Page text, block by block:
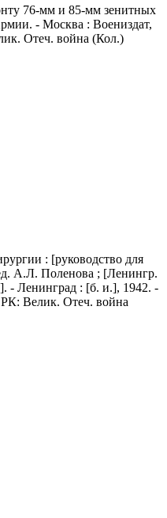
76-мм и 85-мм зенитных
- Москва : Воениздат,
Отеч. война (Кол.)
: [руководство для
А.Л. Поленова ; [Ленингр.
- Ленинград : [б. и.], 1942. -
Велик. Отеч. война